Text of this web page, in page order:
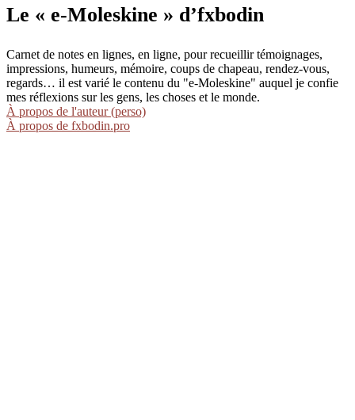
Le « e-Moleskine » d’fxbodin
Carnet de notes en lignes, en ligne, pour recueillir témoignages,
impressions, humeurs, mémoire, coups de chapeau, rendez-vous,
regards… il est varié le contenu du "e-Moleskine" auquel je confie
mes réflexions sur les gens, les choses et le monde.
À propos de l'auteur (perso)
À propos de fxbodin.pro